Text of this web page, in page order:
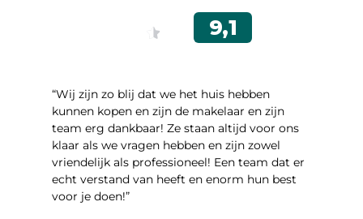
“Wij zijn zo blij dat we het huis hebben
kunnen kopen en zijn de makelaar en zijn
team erg dankbaar! Ze staan altijd voor ons
klaar als we vragen hebben en zijn zowel
vriendelijk als professioneel! Een team dat er
echt verstand van heeft en enorm hun best
voor je doen!”